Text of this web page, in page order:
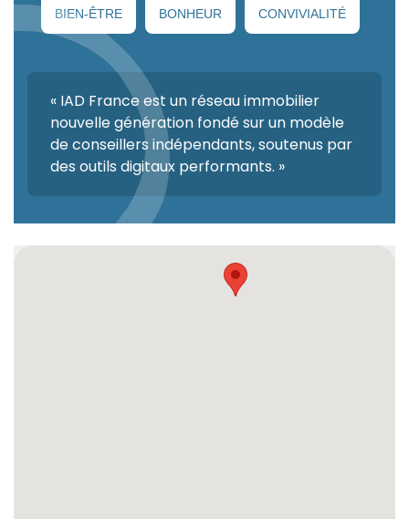
BIEN-ÊTRE BONHEUR CONVIVIALITÉ
« IAD France est un réseau immobilier
nouvelle génération fondé sur un modèle
de conseillers indépendants, soutenus par
des outils digitaux performants. »